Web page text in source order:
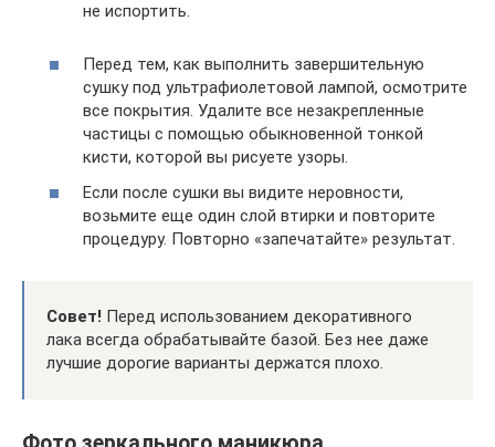
не испортить.
Перед тем, как выполнить завершительную
сушку под ультрафиолетовой лампой, осмотрите
все покрытия. Удалите все незакрепленные
частицы с помощью обыкновенной тонкой
кисти, которой вы рисуете узоры.
Если после сушки вы видите неровности,
возьмите еще один слой втирки и повторите
процедуру. Повторно «запечатайте» результат.
Совет! Перед использованием декоративного
лака всегда обрабатывайте базой. Без нее даже
лучшие дорогие варианты держатся плохо.